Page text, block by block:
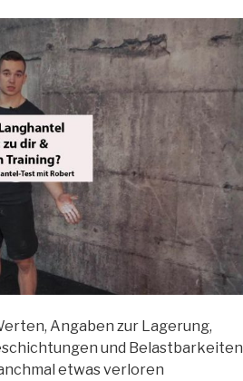
Angaben zur Lagerung,
und Belastbarkeiten
etwas verloren